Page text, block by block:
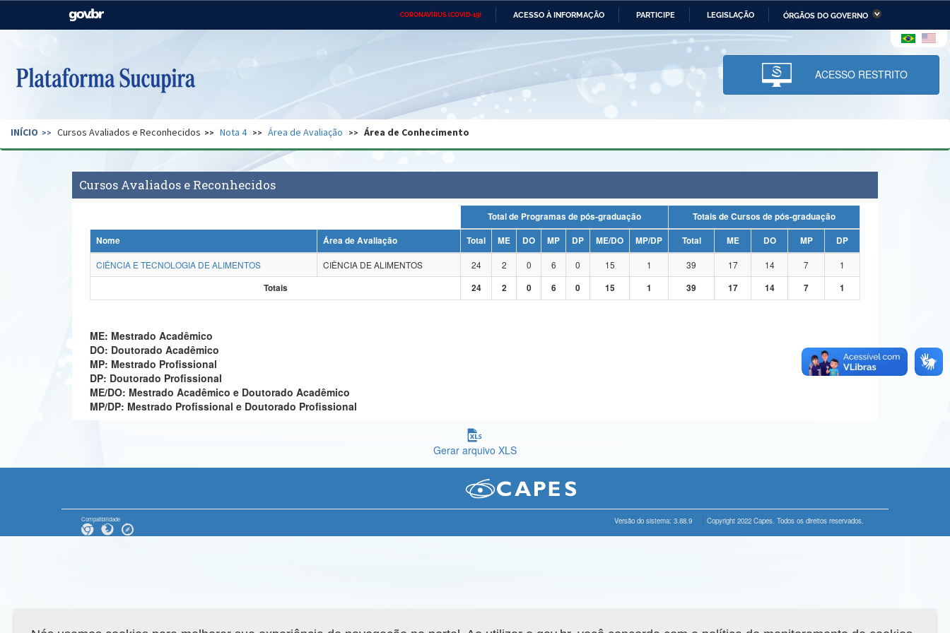
CORONAVÍRUS (COVID-19) ACESSO À INFORMAÇÃO PARTICIPE LEGISLAÇÃO ÓRGÃOS DO GOVERNO
Casa Civil Ministério das Relações Ministério da Economia Ministério da Infraestrutura
Pecuária e Abastecimento
Ministério da Ciência,
Tecnologia, Inovações e
Comunicações
Ministério do Desenvolvimento
Regional e dos Direitos Humanos
Secretaria de Governo Gabinete de Segurança Advocacia-Geral da União Banco Central do Brasil Planalto
ACESSO RESTRITO
INÍCIO Cursos Avaliados e Reconhecidos Nota 4 Área de Avaliação Área de Conhecimento
Cursos Avaliados e Reconhecidos
Total de Programas de pós-graduação
Totais de Cursos de pós-graduação
Nome
Área de Avaliação Total ME DO MP DP ME/DO MP/DP Total ME DO MP
DP
CIÊNCIA E TECNOLOGIA DE ALIMENTOS
CIÊNCIA DE ALIMENTOS 24 2 0 6 0 15 1 39 17 14 7
1
Totais
24 2 0 6 0 15 1 39 17 14 7 1
ME: Mestrado Acadêmico
DO: Doutorado Acadêmico
MP: Mestrado Profissional
DP: Doutorado Profissional
ME/DO: Mestrado Acadêmico e Doutorado Acadêmico
MP/DP: Mestrado Profissional e Doutorado Profissional
Gerar arquivo XLS
Compatibilidade Versão do sistema: 3.88.9 Copyright 2022 Capes. Todos os direitos reservados.